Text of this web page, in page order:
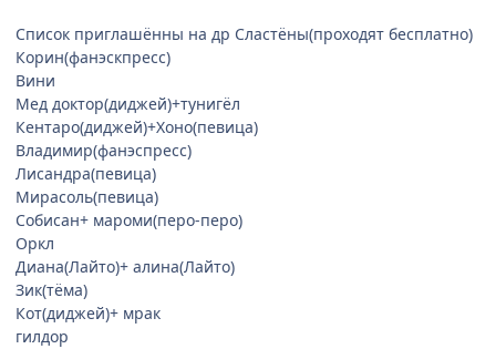
Список приглашённы на др Сластёны(проходят бесплатно)
Корин(фанэскпресс)
Вини
Мед доктор(диджей)+тунигёл
Кентаро(диджей)+Хоно(певица)
Владимир(фанэспресс)
Лисандра(певица)
Мирасоль(певица)
Собисан+ мароми(перо-перо)
Оркл
Диана(Лайто)+ алина(Лайто)
Зик(тёма)
Кот(диджей)+ мрак
гилдор